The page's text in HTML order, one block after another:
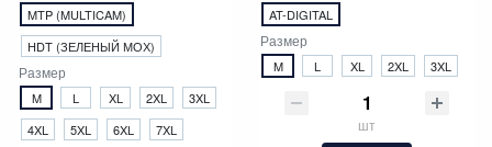
MTP (MULTICAM)
HDT (ЗЕЛЕНЫЙ МОХ)
Размер
M L XL 2XL
3XL
4XL
5XL 6XL 7XL
AT-DIGITAL
Размер
M L XL 2XL 3XL
шт